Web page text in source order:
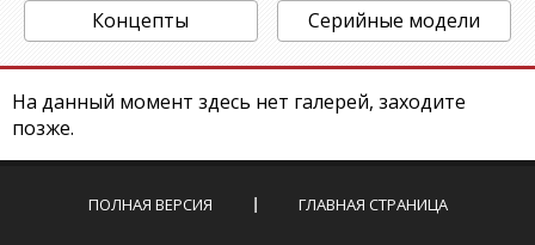
Концепты Серийные модели
На данный момент здесь нет галерей, заходите
позже.
ПОЛНАЯ ВЕРСИЯ ГЛАВНАЯ СТРАНИЦА